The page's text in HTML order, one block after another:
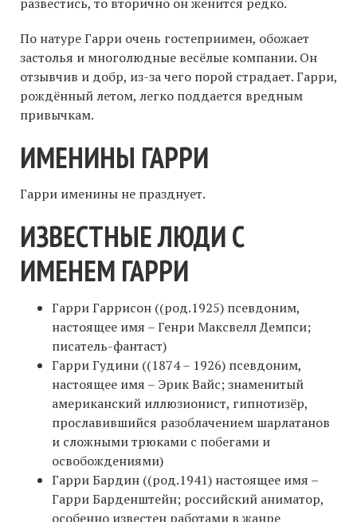
По натуре Гарри очень гостеприимен, обожает
застолья и многолюдные весёлые компании. Он
отзывчив и добр, из-за чего порой страдает. Гарри,
рождённый летом, легко поддается вредным
привычкам.
ИМЕНИНЫ ГАРРИ
Гарри именины не празднует.
ИЗВЕСТНЫЕ ЛЮДИ С
ИМЕНЕМ ГАРРИ
Гарри Гаррисон ((род.1925) псевдоним,
настоящее имя – Генри Максвелл Демпси;
писатель-фантаст)
Гарри Гудини ((1874 – 1926) псевдоним,
настоящее имя – Эрик Вайс; знаменитый
американский иллюзионист, гипнотизёр,
прославившийся разоблачением шарлатанов
и сложными трюками с побегами и
освобождениями)
Гарри Бардин ((род.1941) настоящее имя –
Гарри Барденштейн; российский аниматор,
особенно известен работами в жанре